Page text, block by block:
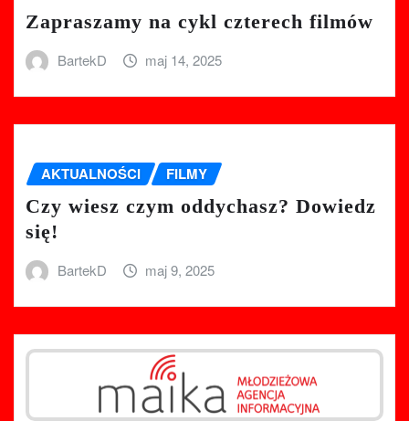
Zapraszamy na cykl czterech filmów
BartekD maj 14, 2025
AKTUALNOŚCI FILMY
Czy wiesz czym oddychasz? Dowiedz
się!
BartekD maj 9, 2025